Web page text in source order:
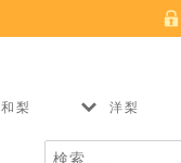
n
和梨 û 洋梨
検